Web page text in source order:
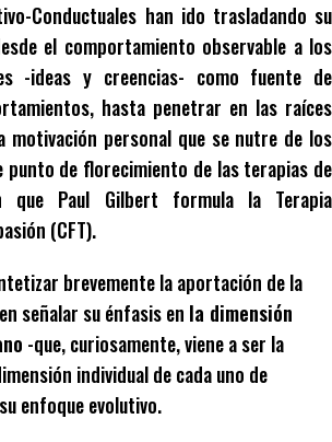
Conductuales han ido trasladando su
el comportamiento observable a los
-ideas y creencias- como fuente de
hasta penetrar en las raíces
motivación personal que se nutre de los
punto de florecimiento de las terapias de
que Paul Gilbert formula la Terapia
(CFT).
brevemente la aportación de la
señalar su énfasis en la dimensión
-que, curiosamente, viene a ser la
individual de cada uno de
enfoque evolutivo.